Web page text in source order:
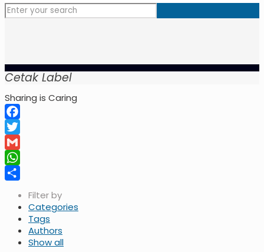
Cetak Label
Sharing is Caring
Facebook
Twitter
Gmail
WhatsApp
Filter by
Categories
Tags
Authors
Show all